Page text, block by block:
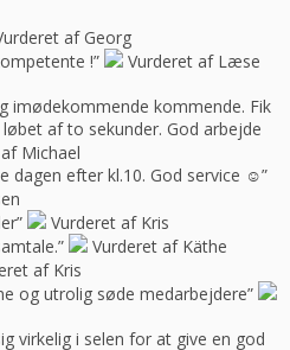
af Georg
!”
Vurderet af Læse
imødekommende kommende. Fik
af to sekunder. God arbejde
Michael
dagen efter kl.10. God service ☺”
Vurderet af Kris
Vurderet af Käthe
af Kris
og utrolig søde medarbejdere”
virkelig i selen for at give en god